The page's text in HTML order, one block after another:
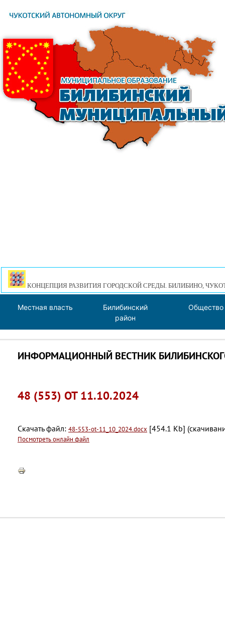
КОНЦЕПЦИЯ РАЗВИТИЯ ГОРОДСКОЙ СРЕДЫ. БИЛИБИНО,
Местная власть
Билибинский
район
Общество
ИНФОРМАЦИОННЫЙ ВЕСТНИК
48 (553) ОТ 11.10.2024
Скачать файл: 48-553-ot-11_10_2024.docx [454.1 Kb]
Посмотреть онлайн файл